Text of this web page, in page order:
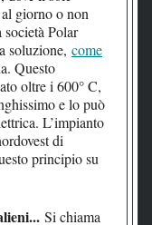
giorno o non
Polar
soluzione, come
Questo
oltre i 600° C,
e lo può
L’impianto
di
principio su
Si chiama